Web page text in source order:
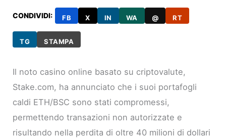
CONDIVIDI: FB X IN WA @ RT
TG STAMPA
Il noto casino online basato su criptovalute,
Stake.com, ha annunciato che i suoi portafogli
caldi ETH/BSC sono stati compromessi,
permettendo transazioni non autorizzate e
risultando nella perdita di oltre 40 milioni di dollari